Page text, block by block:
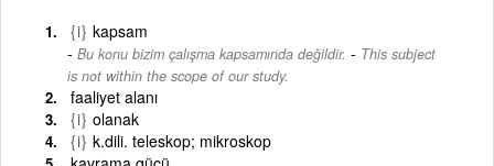
{i} kapsam
Bu konu bizim çalışma kapsamında değildir. - This subject
is not within the scope of our study.
faaliyet alanı
{i} olanak
{i} k.dili. teleskop; mikroskop